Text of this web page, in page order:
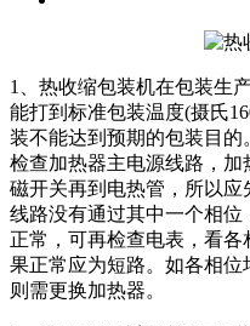
1、热收缩包装机在包装生
能打到标准包装温度(摄氏
装不能达到预期的包装目
检查加热器主电源线路，
磁开关再到电热管，所以应
线路没有通过其中一个相
正常，可再检查电表，看
果正常应为短路。如各相位
则需更换加热器。